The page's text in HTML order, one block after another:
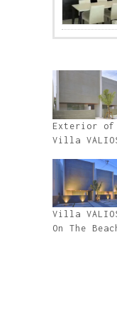
Exterior of
Villa
Villa
On The